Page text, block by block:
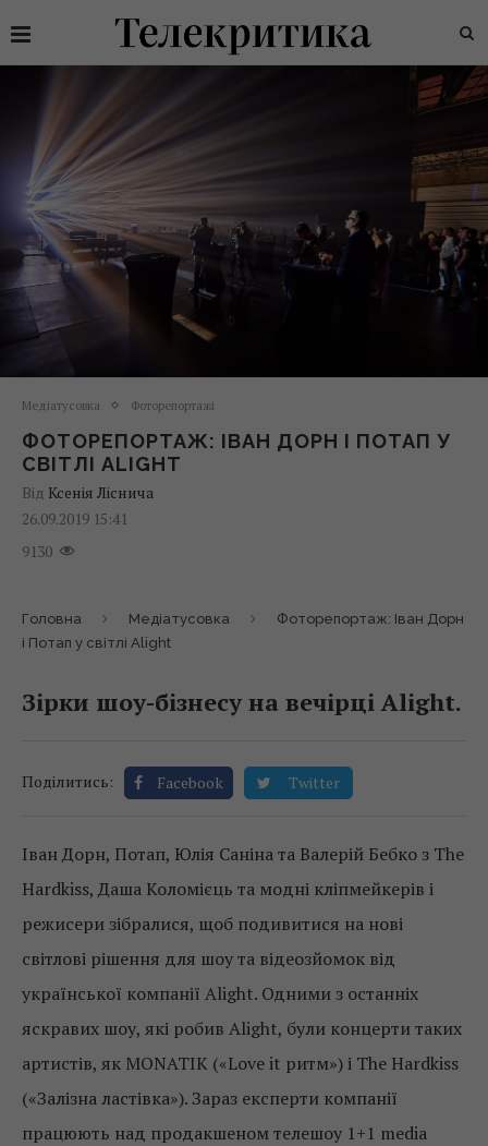
Медіатусовка Фоторепортажі
ФОТОРЕПОРТАЖ: ІВАН ДОРН І ПОТАП У
СВІТЛІ ALIGHT
Від Ксенія Ліснича
26.09.2019 15:41
9130
Головна Медіатусовка
Фоторепортаж: Іван Дорн
і Потап у світлі Alight
Зірки шоу-бізнесу на вечірці Alight.
Поділитись: Facebook Twitter
Іван Дорн, Потап, Юлія Саніна та Валерій Бебко з The
Hardkiss, Даша Коломієць та модні кліпмейкерів і
режисери зібралися, щоб подивитися на нові
світлові рішення для шоу та відеозйомок від
української компанії Alight. Одними з останніх
яскравих шоу, які робив Alight, були концерти таких
артистів, як MONATIK («Love it ритм») і The Hardkiss
(«Залізна ластівка»). Зараз експерти компанії
працюють над продакшеном телешоу 1+1 media